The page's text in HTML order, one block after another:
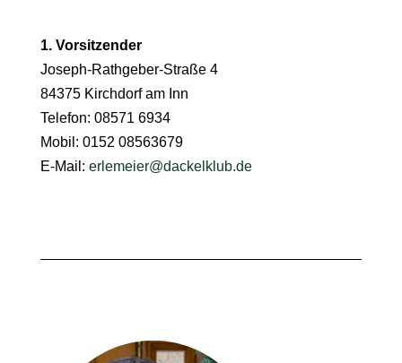
1. Vorsitzender
Joseph-Rathgeber-Straße 4
84375 Kirchdorf am Inn
Telefon: 08571 6934
Mobil: 0152 08563679
E-Mail: erlemeier@dackelklub.de